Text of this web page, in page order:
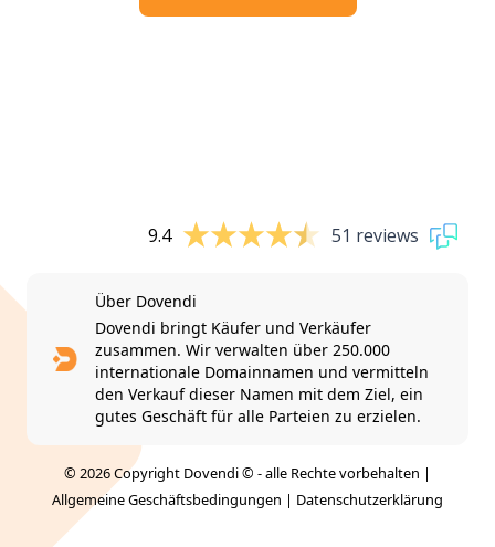
9.4 51 reviews
Über Dovendi
Dovendi bringt Käufer und Verkäufer
zusammen. Wir verwalten über 250.000
internationale Domainnamen und vermitteln
den Verkauf dieser Namen mit dem Ziel, ein
gutes Geschäft für alle Parteien zu erzielen.
© 2026 Copyright Dovendi © - alle Rechte vorbehalten |
Allgemeine Geschäftsbedingungen | Datenschutzerklärung